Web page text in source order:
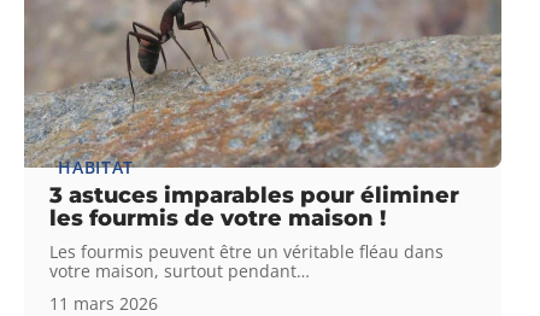
HABITAT
3 astuces imparables pour éliminer
les fourmis de votre maison !
Les fourmis peuvent être un véritable fléau dans
votre maison, surtout pendant…
11 mars 2026